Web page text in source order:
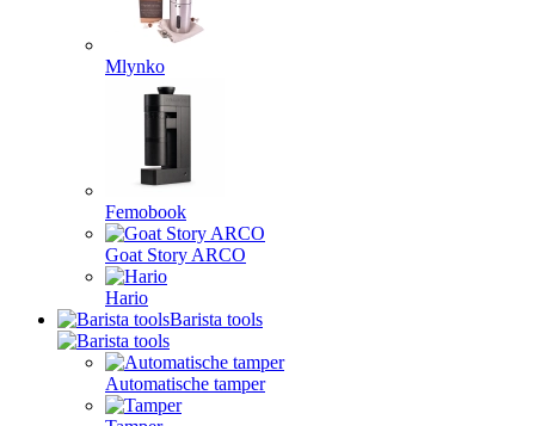
Mlynko
Femobook
Goat Story ARCO
Hario
Barista tools
Automatische tamper